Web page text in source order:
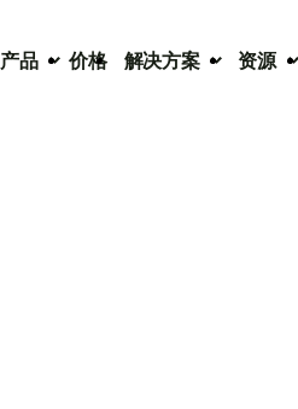
产品 价格 解决方案 资源